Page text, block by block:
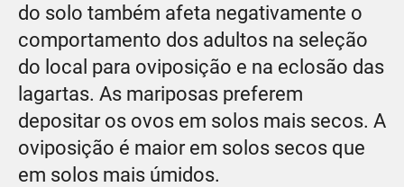
do solo também afeta negativamente o
comportamento dos adultos na seleção
do local para oviposição e na eclosão das
lagartas. As mariposas preferem
depositar os ovos em solos mais secos. A
oviposição é maior em solos secos que
em solos mais úmidos.